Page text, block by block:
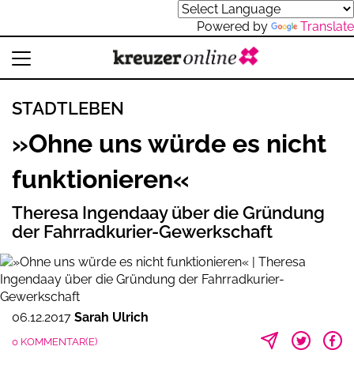
Powered by Translate
STADTLEBEN
»Ohne uns würde es nicht
funktionieren«
Theresa Ingendaay über die Gründung
der Fahrradkurier-Gewerkschaft
06.12.2017 Sarah Ulrich
0 KOMMENTAR(E)